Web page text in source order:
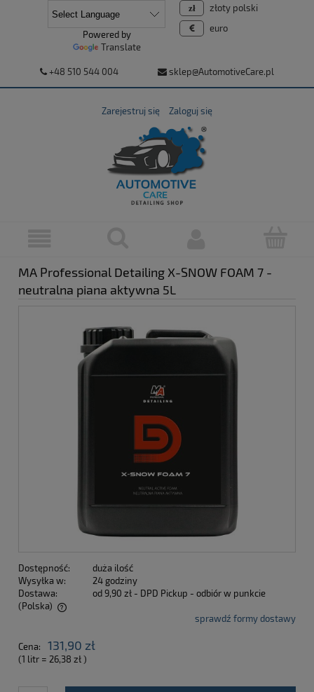
+48 510 544 004 sklep@AutomotiveCare.pl
Zarejestruj się Zaloguj się
złoty polski
euro
Powered by
Translate
MA Professional Detailing X-SNOW FOAM 7 -
neutralna piana aktywna 5L
Dostępność:
duża ilość
Wysyłka w:
24 godziny
Dostawa:
od 9,90 zł - DPD Pickup - odbiór w punkcie
(Polska)
Cena nie zawiera ewentualnych kosztów płatnościsprawdź formy dostawy
Cena: 131,90 zł
(1 litr = 26,38 zł)